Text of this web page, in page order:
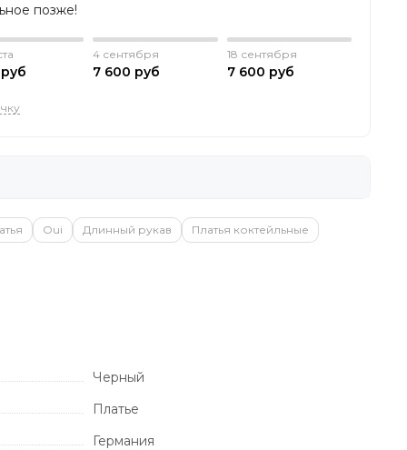
позже!
4 сентября
7 600 руб
18 сентября
7 600 руб
Oui Длинный рукав Платья коктейльные
Черный
Платье
Германия